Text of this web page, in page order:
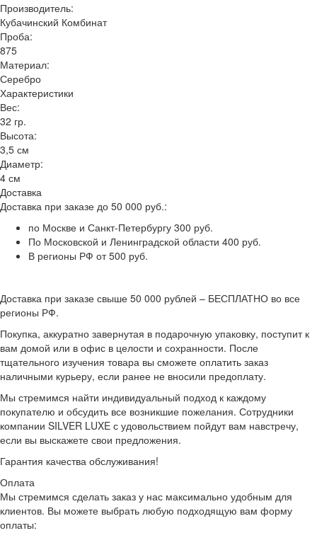
Производитель:
Кубачинский Комбинат
Проба:
875
Материал:
Серебро
Характеристики
Вес:
32 гр.
Высота:
3,5 см
Диаметр:
4 см
Доставка
Доставка при заказе до 50 000 руб.:
по Москве и Санкт-Петербургу 300 руб.
По Московской и Ленинградской области 400 руб.
В регионы РФ от 500 руб.
Доставка при заказе свыше 50 000 рублей – БЕСПЛАТНО во все
регионы РФ.
Покупка, аккуратно завернутая в подарочную упаковку, поступит к
вам домой или в офис в целости и сохранности. После
тщательного изучения товара вы сможете оплатить заказ
наличными курьеру, если ранее не вносили предоплату.
Мы стремимся найти индивидуальный подход к каждому
покупателю и обсудить все возникшие пожелания. Сотрудники
компании SILVER LUXE с удовольствием пойдут вам навстречу,
если вы выскажете свои предложения.
Гарантия качества обслуживания!
Оплата
Мы стремимся сделать заказ у нас максимально удобным для
клиентов. Вы можете выбрать любую подходящую вам форму
оплаты: